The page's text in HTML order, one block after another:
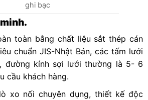
ghi bạc
toàn bằng chất liệu sắt thép cán
chuẩn JIS-Nhật Bản, các tấm lưới
đường kính sợi lưới thường là 5- 6
cầu khách hàng.
xo nối chuyên dụng, thiết kế độc